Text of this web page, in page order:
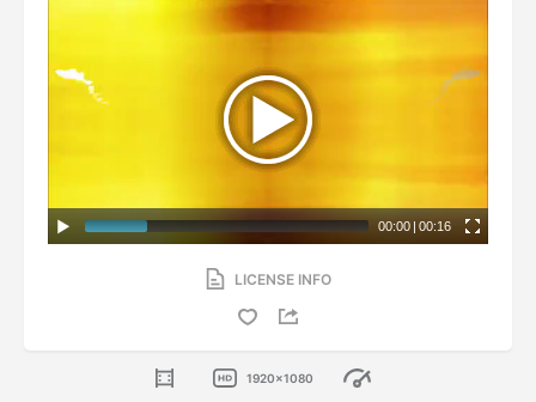
00:00 | 00:16
LICENSE INFO
1920x1080